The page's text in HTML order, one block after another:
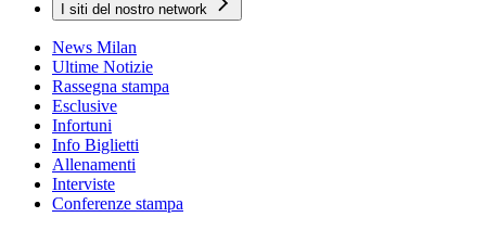
I siti del nostro network
News Milan
Ultime Notizie
Rassegna stampa
Esclusive
Infortuni
Info Biglietti
Allenamenti
Interviste
Conferenze stampa